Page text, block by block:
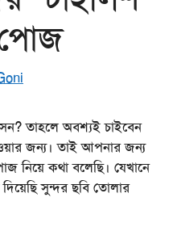
তাহলে অবশ্যই চাইবেন
জন্য। তাই আপনার জন্য
নিয়ে কথা বলেছি। যেখানে
সুন্দর ছবি তোলার